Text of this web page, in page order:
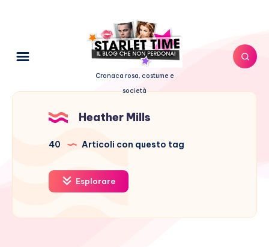
Cronaca rosa, costume e
società
Heather Mills
40 Articoli con questo tag
Esplorare